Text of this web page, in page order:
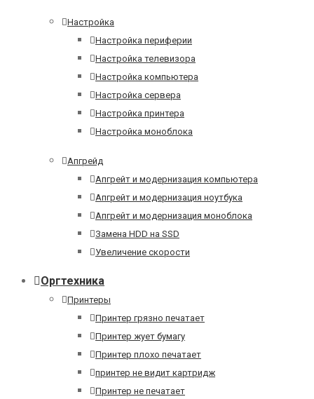
Настройка
Настройка периферии
Настройка телевизора
Настройка компьютера
Настройка сервера
Настройка принтера
Настройка моноблока
Апгрейд
Апгрейт и модернизация компьютера
Апгрейт и модернизация ноутбука
Апгрейт и модернизация моноблока
Замена HDD на SSD
Увеличение скорости
Оргтехника
Принтеры
Принтер грязно печатает
Принтер жует бумагу
Принтер плохо печатает
принтер не видит картридж
Принтер не печатает